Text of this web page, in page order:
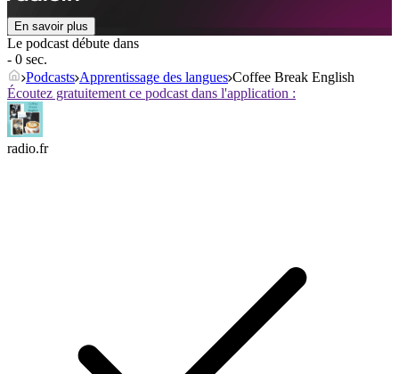
En savoir plus
Le podcast débute dans
- 0 sec.
Podcasts Apprentissage des langues Coffee Break English
Écoutez gratuitement ce podcast dans l'application :
radio.fr